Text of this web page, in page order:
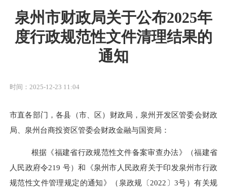
泉州市财政局关于公布2025年
度行政规范性文件清理结果的
通知
时间：2025-12-23 11:04
市直各部门，各县（市、区）财政局，泉州开发区管委会财政
局、泉州台商投资区管委会财政金融与国资局：
根据《福建省行政规范性文件备案审查办法》（福建省
人民政府令219 号）和《泉州市人民政府关于印发泉州市行政
规范性文件管理规定的通知》（泉政规〔2022 〕3号）有关规